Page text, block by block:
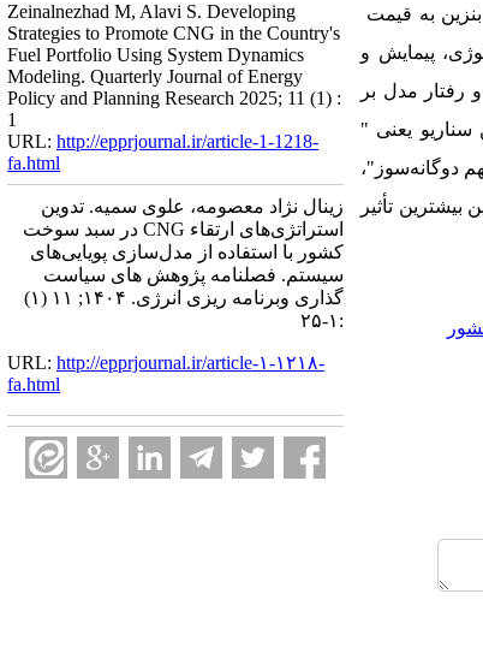
به قیمت
پیمایش و
مدل بر
سناریو یعنی "
دوگانه‌سوز"،
تأثیر
Zeinalnezhad M, Alavi S. Developing
Strategies to Promote CNG in the Country's
Fuel Portfolio Using System Dynamics
Modeling. Quarterly Journal of Energy
Policy and Planning Research 2025; 11 (1) :
1
URL: http://epprjournal.ir/article-1-1218-
fa.html
زینال نژاد معصومه، علوی سمیه. تدوین
استراتژی‌های ارتقاء CNG در سبد سوخت
کشور با استفاده از مدل‌سازی پویایی‌های
سیستم. فصلنامه پژوهش های سیاست
گذاری وبرنامه ریزی انرژی. ۱۴۰۴; ۱۱ (۱)
:۱-۲۵
URL: http://epprjournal.ir/article-۱-۱۲۱۸-
fa.html